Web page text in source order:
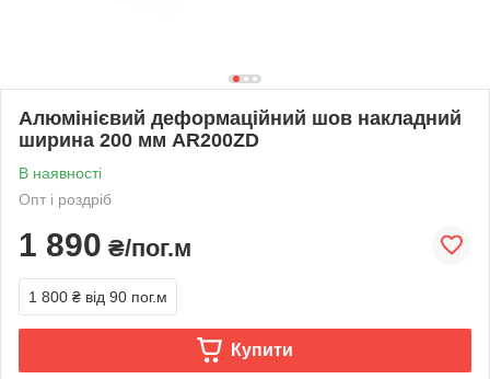
Алюмінієвий деформаційний шов накладний
ширина 200 мм AR200ZD
В наявності
Опт і роздріб
1 890 ₴/пог.м
1 800 ₴ від 90 пог.м
Купити